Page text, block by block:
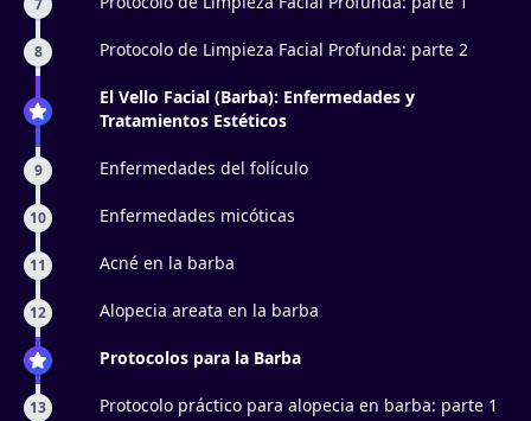
7
8 Protocolo de Limpieza Facial Profunda: parte 2
El Vello Facial (Barba): Enfermedades y
Tratamientos Estéticos
9 Enfermedades del folículo
10 Enfermedades micóticas
11 Acné en la barba
12 Alopecia areata en la barba
Protocolos para la Barba
13 Protocolo práctico para alopecia en barba: parte 1